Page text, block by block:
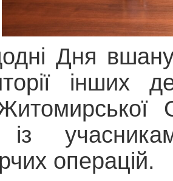
Дня
інших
із
операцій.